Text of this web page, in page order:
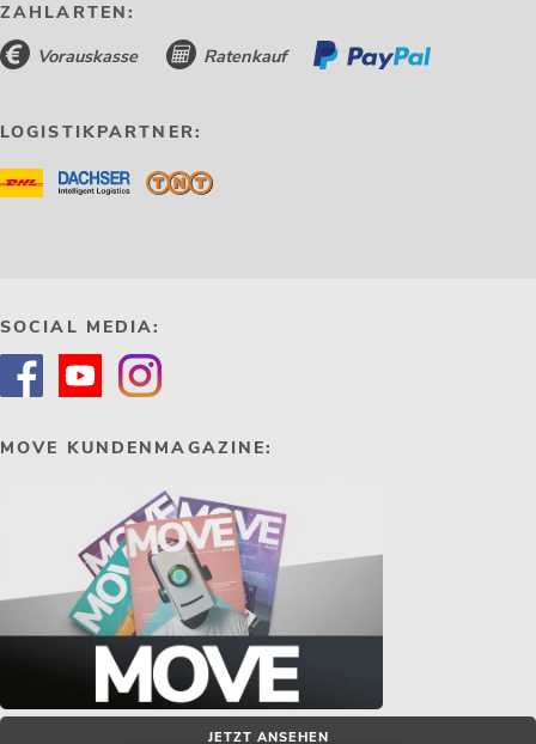
ZAHLARTEN:
Vorauskasse Ratenkauf
LOGISTIKPARTNER:
SOCIAL MEDIA:
MOVE KUNDENMAGAZINE:
JETZT ANSEHEN